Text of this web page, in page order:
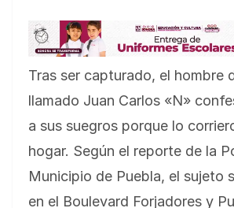
Tras ser capturado, el hombre
llamado Juan Carlos «N»
a sus suegros porque lo
hogar. Según el reporte de la
Municipio de Puebla, el sujeto
en el Boulevard Forjadores y